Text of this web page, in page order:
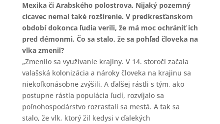
Mexika či Arabského polostrova. Nijaký pozemný
cicavec nemal také rozšírenie. V predkresťanskom
období dokonca ľudia verili, že má moc ochrániť ich
pred démonmi. Čo sa stalo, že sa pohľad človeka na
vlka zmenil?
„Zmenilo sa využívanie krajiny. V 14. storočí začala
valašská kolonizácia a nároky človeka na krajinu sa
niekoľkonásobne zvýšili. A ďalšej rástli s tým, ako
postupne rástla populácia ľudí, rozvíjalo sa
poľnohospodárstvo rozrastali sa mestá. A tak sa
stalo, že vlk, ktorý žil kedysi v ďalekých